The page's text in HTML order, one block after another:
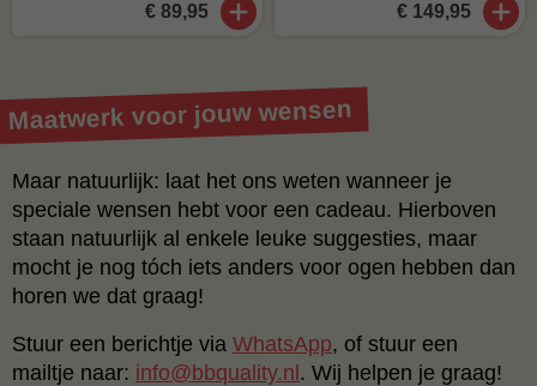
€ 89,95 € 149,95
Maatwerk voor jouw wensen
Maar natuurlijk: laat het ons weten wanneer je
speciale wensen hebt voor een cadeau. Hierboven
staan natuurlijk al enkele leuke suggesties, maar
mocht je nog tóch iets anders voor ogen hebben dan
horen we dat graag!
Stuur een berichtje via WhatsApp, of stuur een
mailtje naar: info@bbquality.nl. Wij helpen je graag!